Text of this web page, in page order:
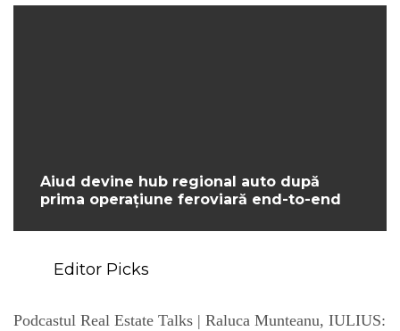
Aiud devine hub regional auto după
prima operațiune feroviară end-to-end
Editor Picks
Podcastul Real Estate Talks | Raluca Munteanu, IULIUS: